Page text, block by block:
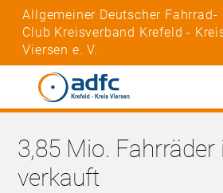
Allgemeiner Deutscher Fahrrad-
Club Kreisverband Krefeld -
Viersen e. V.
3,85 Mio. Fahrräder
verkauft